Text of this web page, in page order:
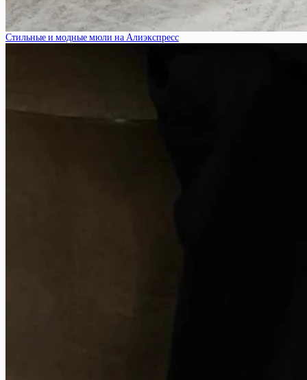
Стильные и модные мюли на Алиэкспресс